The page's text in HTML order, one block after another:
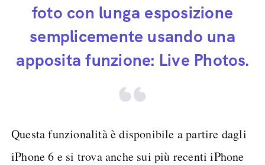
foto con lunga esposizione
semplicemente usando una
apposita funzione: Live Photos.
Questa funzionalità è disponibile a partire dagli
iPhone 6 e si trova anche sui più recenti iPhone